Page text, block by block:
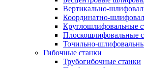
Вертикально-
Координатно-
Круглошлифовальные
Плоскошлифовальные
Точильно-
Гибочные станки
Трубогибочные станки